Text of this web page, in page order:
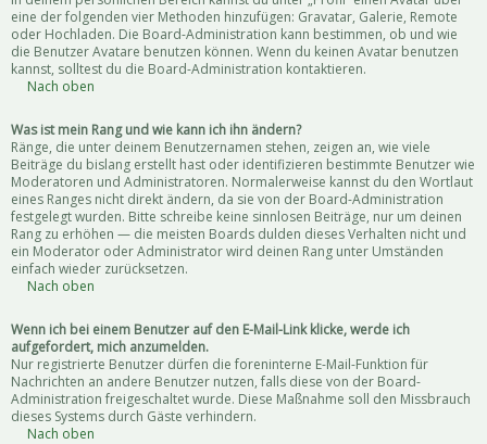
eine der folgenden vier Methoden hinzufügen: Gravatar, Galerie, Remote
oder Hochladen. Die Board-Administration kann bestimmen, ob und wie
die Benutzer Avatare benutzen können. Wenn du keinen Avatar benutzen
kannst, solltest du die Board-Administration kontaktieren.
Nach oben
Was ist mein Rang und wie kann ich ihn ändern?
Ränge, die unter deinem Benutzernamen stehen, zeigen an, wie viele
Beiträge du bislang erstellt hast oder identifizieren bestimmte Benutzer wie
Moderatoren und Administratoren. Normalerweise kannst du den Wortlaut
eines Ranges nicht direkt ändern, da sie von der Board-Administration
festgelegt wurden. Bitte schreibe keine sinnlosen Beiträge, nur um deinen
Rang zu erhöhen — die meisten Boards dulden dieses Verhalten nicht und
ein Moderator oder Administrator wird deinen Rang unter Umständen
einfach wieder zurücksetzen.
Nach oben
Wenn ich bei einem Benutzer auf den E-Mail-Link klicke, werde ich
aufgefordert, mich anzumelden.
Nur registrierte Benutzer dürfen die foreninterne E-Mail-Funktion für
Nachrichten an andere Benutzer nutzen, falls diese von der Board-
Administration freigeschaltet wurde. Diese Maßnahme soll den Missbrauch
dieses Systems durch Gäste verhindern.
Nach oben